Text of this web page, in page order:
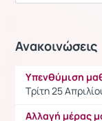
Ανακοινώσεις
Υπενθύμιση
Τρίτη 25
Αλλαγή μέρας